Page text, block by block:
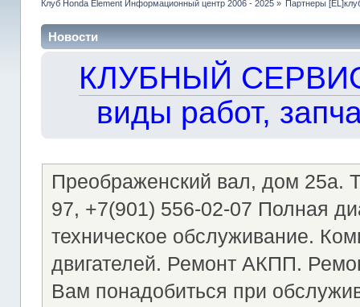
Клуб Honda Element Информационный центр 2006 - 2025» Партнеры
Новости
КЛУБНЫЙ
виды работ,
Преображенский вал, дом 25а.
97, +7(901) 556-02-07 Полная
техническое обслуживание.
двигателей. Ремонт АКПП.
Вам понадобиться при